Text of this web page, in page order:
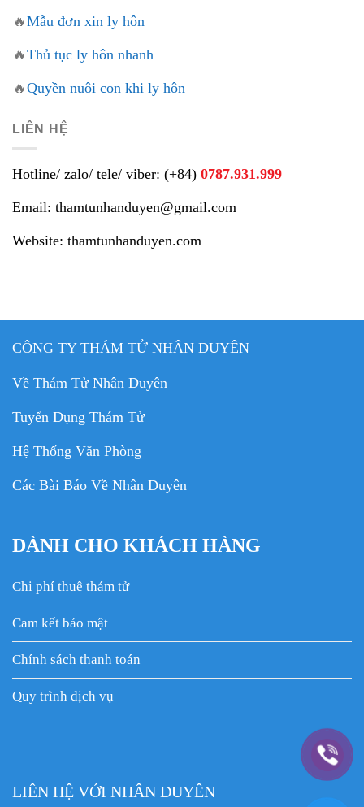
🔥Mẫu đơn xin ly hôn
🔥Thủ tục ly hôn nhanh
🔥Quyền nuôi con khi ly hôn
LIÊN HỆ
Hotline/ zalo/ tele/ viber: (+84) 0787.931.999
Email: thamtunhanduyen@gmail.com
Website: thamtunhanduyen.com
CÔNG TY THÁM TỬ NHÂN DUYÊN
Về Thám Tử Nhân Duyên
Tuyển Dụng Thám Tử
Hệ Thống Văn Phòng
Các Bài Báo Về Nhân Duyên
DÀNH CHO KHÁCH HÀNG
Chi phí thuê thám tử
Cam kết bảo mật
Chính sách thanh toán
Quy trình dịch vụ
LIÊN HỆ VỚI NHÂN DUYÊN